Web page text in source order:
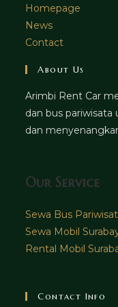
Homepage
News
Contact
About Us
Arimbi Rent Car
dan bus
dan
Our Service
Sewa Bus
Sewa Mobil
Rental Mobil
Contact Info